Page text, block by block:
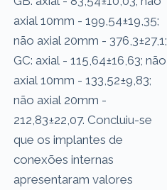
axial 10mm - 199,54±19,35;
não axial 20mm - 376,3±27,1;
GC: axial - 115,64±16,63; não
axial 10mm - 133,52±9,83;
não axial 20mm -
212,83±22,07. Concluiu-se
que os implantes de
conexões internas
apresentaram valores